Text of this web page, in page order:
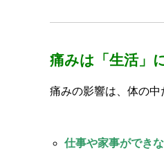
痛みは「生活」
痛みの影響は、体の中
仕事や家事ができ